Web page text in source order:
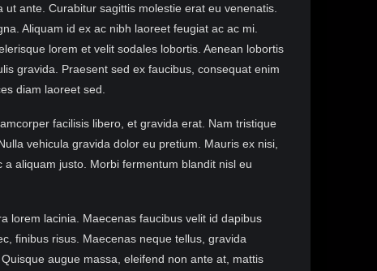
ante. Curabitur sagittis molestie erat eu venenatis.
Aliquam id ex ac nibh laoreet feugiat ac ac mi.
lorem et velit sodales lobortis. Aenean lobortis
gravida. Praesent sed ex faucibus, consequat enim
diam laoreet sed.
facilisis libero, et gravida erat. Nam tristique
vehicula gravida dolor eu pretium. Mauris ex nisi,
aliquam justo. Morbi fermentum blandit nisl eu
lorem lacinia. Maecenas faucibus velit id dapibus
finibus risus. Maecenas neque tellus, gravida
augue massa, eleifend non ante at, mattis